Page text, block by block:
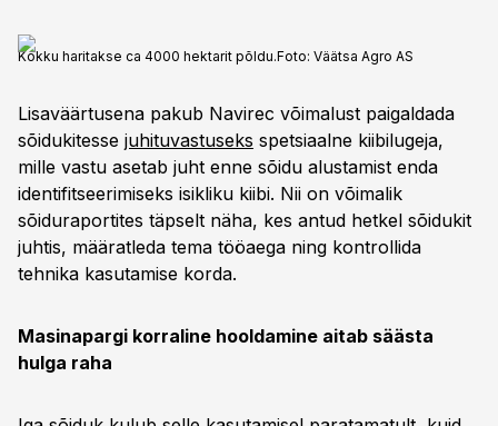
Kokku haritakse ca 4000 hektarit põldu.Foto: Väätsa Agro AS
Lisaväärtusena pakub Navirec võimalust paigaldada
sõidukitesse juhituvastuseks spetsiaalne kiibilugeja,
mille vastu asetab juht enne sõidu alustamist enda
identifitseerimiseks isikliku kiibi. Nii on võimalik
sõiduraportites täpselt näha, kes antud hetkel sõidukit
juhtis, määratleda tema tööaega ning kontrollida
tehnika kasutamise korda.
Masinapargi korraline hooldamine aitab säästa
hulga raha